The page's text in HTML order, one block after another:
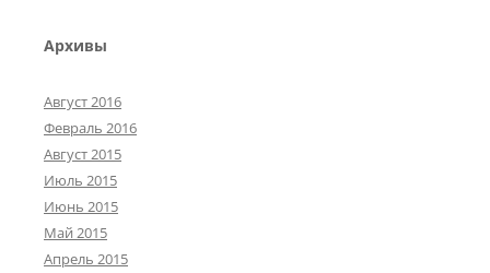
Архивы
Август 2016
Февраль 2016
Август 2015
Июль 2015
Июнь 2015
Май 2015
Апрель 2015